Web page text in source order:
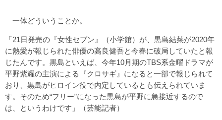
一体どういうことか。
「21日発売の『女性セブン』（小学館）が、黒島結菜が2020年
に熱愛が報じられた俳優の高良健吾と今春に破局していたと報
じたんです。黒島といえば、今年10月期のTBS系金曜ドラマが
平野紫耀の主演による『クロサギ』になると一部で報じられて
おり、黒島がヒロイン役で内定しているとも伝えられていま
す。そのため“フリー”になった黒島が平野に急接近するので
は、というわけです」（芸能記者）